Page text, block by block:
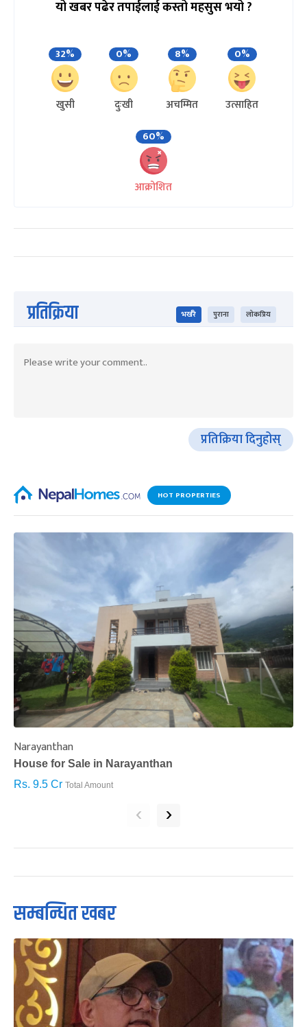
यो खबर पढेर तपाईलाई कस्तो महसुस भयो ?
32%
खुसी
0%
दुःखी
8%
अचम्मित
0%
उत्साहित
60%
आक्रोशित
प्रतिक्रिया भर्खरै पुराना लोकप्रिय
प्रतिक्रिया दिनुहोस्
HOT PROPERTIES
Narayanthan
House for Sale in Narayanthan
Rs. 9.5 Cr Total Amount
‹ ›
सम्बन्धित खबर